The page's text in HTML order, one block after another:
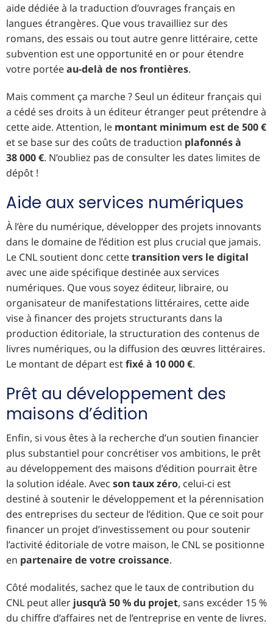
aide dédiée à la traduction d’ouvrages français en
langues étrangères. Que vous travailliez sur des
romans, des essais ou tout autre genre littéraire, cette
subvention est une opportunité en or pour étendre
votre portéeau-delà de nos frontières.
Mais comment ça marche ? Seul un éditeur français qui
a cédé ses droits à un éditeur étranger peut prétendre à
cette aide. Attention, le montant minimum est de 500 €
et se base sur des coûts de traduction plafonnés à
38 000 €. N’oubliez pas de consulter les dates limites de
dépôt !
Aide aux services numériques
À l’ère du numérique, développer des projets innovants
dans le domaine de l’édition est plus crucial que jamais.
Le CNL soutient donc cettetransition vers le digital
avec une aide spécifique destinée aux services
numériques. Que vous soyez éditeur, libraire, ou
organisateur de manifestations littéraires, cette aide
vise à financer des projets structurants dans la
production éditoriale, la structuration des contenus de
livres numériques, ou la diffusion des œuvres littéraires.
Le montant de départ estfixé à 10 000 €.
Prêt au développement des
maisons d’édition
Enfin, si vous êtes à la recherche d’un soutien financier
plus substantiel pour concrétiser vos ambitions, le prêt
au développement des maisons d’édition pourrait être
la solution idéale. Avec son taux zéro, celui-ci est
destiné à soutenir le développement et la pérennisation
des entreprises du secteur de l’édition. Que ce soit pour
financer un projet d’investissement ou pour soutenir
l’activité éditoriale de votre maison, le CNL se positionne
en partenaire de votre croissance.
Côté modalités, sachez que le taux de contribution du
CNL peut aller jusqu’à 50 % du projet, sans excéder 15 %
du chiffre d’affaires net de l’entreprise en vente de livres.